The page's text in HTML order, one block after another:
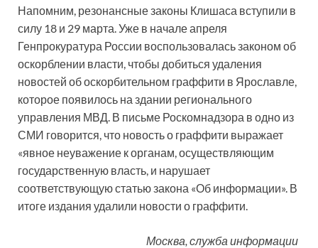
Напомним, резонансные законы Клишаса вступили в
силу 18 и 29 марта. Уже в начале апреля
Генпрокуратура России воспользовалась законом об
оскорблении власти, чтобы добиться удаления
новостей об оскорбительном граффити в Ярославле,
которое появилось на здании регионального
управления МВД. В письме Роскомнадзора в одно из
СМИ говорится, что новость о граффити выражает
«явное неуважение к органам, осуществляющим
государственную власть, и нарушает
соответствующую статью закона «Об информации». В
итоге издания удалили новости о граффити.
Москва, служба информации